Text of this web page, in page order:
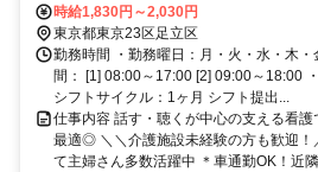
武バス64系統「佐野センター前」下車すぐ
時給1,830円～2,030円
東京都東京23区足立区
勤務時間 ・勤務曜日：月・火・水・木
間： [1] 08:00～17:00 [2] 09:00～18:00
シフトサイクル：1ヶ月 シフト提出...
仕事内容 話す・聴くが中心の支える看
最適◎ ＼＼介護施設未経験の方も歓迎！
て主婦さん多数活躍中 ＊車通勤OK！近